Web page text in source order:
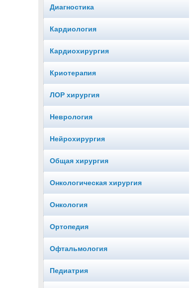
Диагностика
Кардиология
Кардиохирургия
Криотерапия
ЛОР хирургия
Неврология
Нейрохирургия
Общая хирургия
Онкологическая хирургия
Онкология
Ортопедия
Офтальмология
Педиатрия